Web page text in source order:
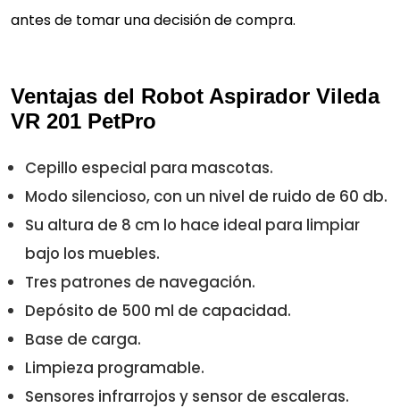
antes de tomar una decisión de compra.
Ventajas del Robot Aspirador Vileda
VR 201 PetPro
Cepillo especial para mascotas.
Modo silencioso, con un nivel de ruido de 60 db.
Su altura de 8 cm lo hace ideal para limpiar
bajo los muebles.
Tres patrones de navegación.
Depósito de 500 ml de capacidad.
Base de carga.
Limpieza programable.
Sensores infrarrojos y sensor de escaleras.